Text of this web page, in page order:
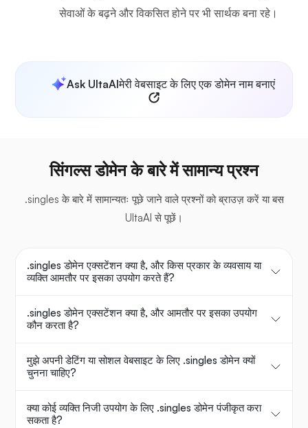
सेवाओं के बढ़ने और विकसित होने पर भी सार्थक बना रहे।
Ask UltaAIमेरी वेबसाइट के लिए एक डोमेन नाम बनाएं
सिंगल्स डोमेन के बारे में सामान्य प्रश्न
.singles के बारे में सामान्यतः पूछे जाने वाले प्रश्नों को ब्राउज़ करें या बस
UltaAI से पूछें।
.singles डोमेन एक्सटेंशन क्या है, और किस प्रकार के व्यवसाय या
व्यक्ति आमतौर पर इसका उपयोग करते हैं?
.singles डोमेन एक्सटेंशन क्या है, और आमतौर पर इसका उपयोग
कौन करता है?
मुझे अपनी डेटिंग या सोशल वेबसाइट के लिए .singles डोमेन क्यों
चुनना चाहिए?
क्या कोई व्यक्ति निजी उपयोग के लिए .singles डोमेन पंजीकृत करा
सकता है?